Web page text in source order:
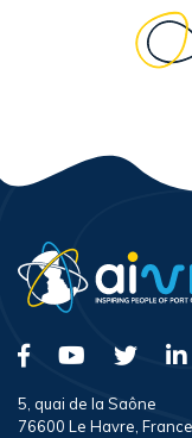
5, quai de la Saône
76600 Le Havre, France